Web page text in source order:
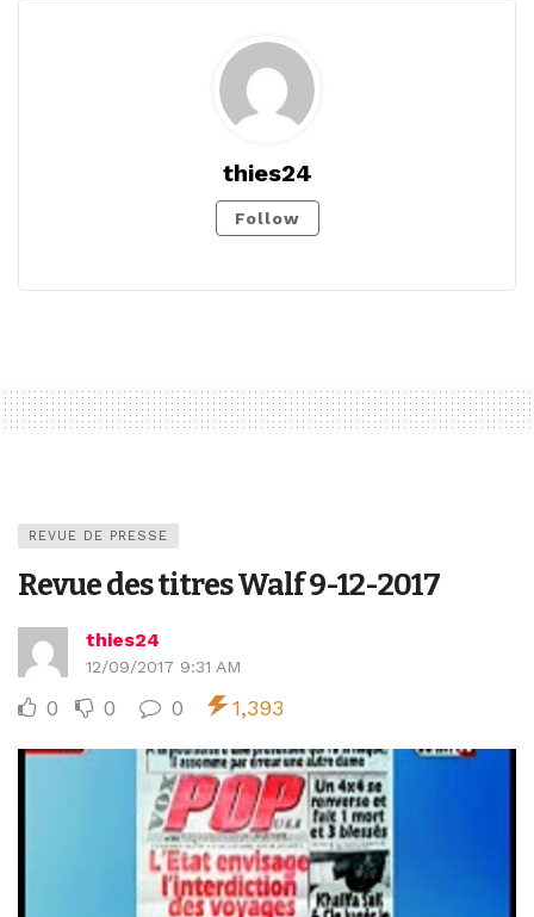
thies24
Follow
REVUE DE PRESSE
Revue des titres Walf 9-12-2017
thies24
12/09/2017 9:31 AM
0 0 0 1,393